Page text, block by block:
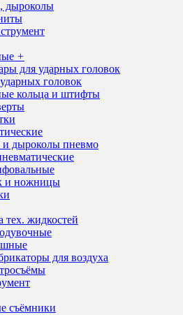
дыроколы
+
для ударных головок
головок
кольца и штифты
и дыроколы пневмо
и ножницы
тех. жидкостей
для воздуха
съёмники